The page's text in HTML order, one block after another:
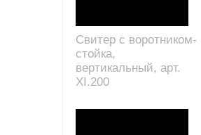
Свитер с воротником-
стойка,
вертикальный, арт.
XI.200